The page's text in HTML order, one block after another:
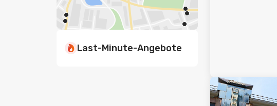
Last-Minute-Angebote